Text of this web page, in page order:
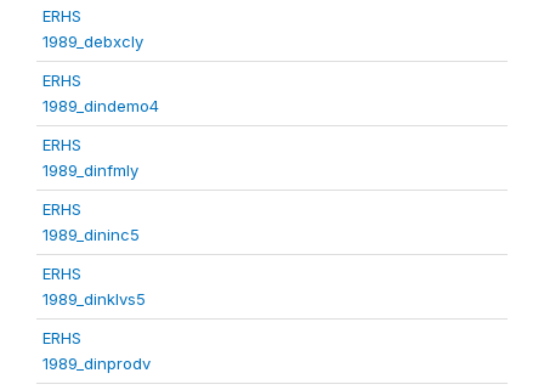
ERHS
1989_debxcly
ERHS
1989_dindemo4
ERHS
1989_dinfmly
ERHS
1989_dininc5
ERHS
1989_dinklvs5
ERHS
1989_dinprodv